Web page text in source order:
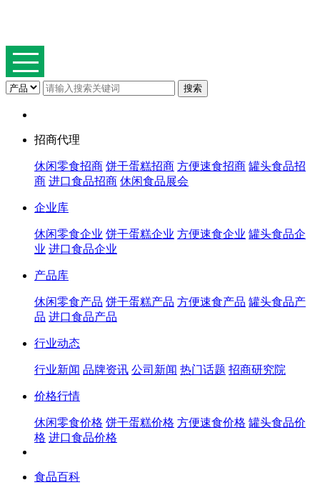
招商代理
休闲零食招商 饼干蛋糕招商 方便速食招商 罐头食品招
商 进口食品招商 休闲食品展会
企业库
休闲零食企业 饼干蛋糕企业 方便速食企业 罐头食品企
业 进口食品企业
产品库
休闲零食产品 饼干蛋糕产品 方便速食产品 罐头食品产
品 进口食品产品
行业动态
行业新闻 品牌资讯 公司新闻 热门话题 招商研究院
价格行情
休闲零食价格 饼干蛋糕价格 方便速食价格 罐头食品价
格 进口食品价格
食品百科